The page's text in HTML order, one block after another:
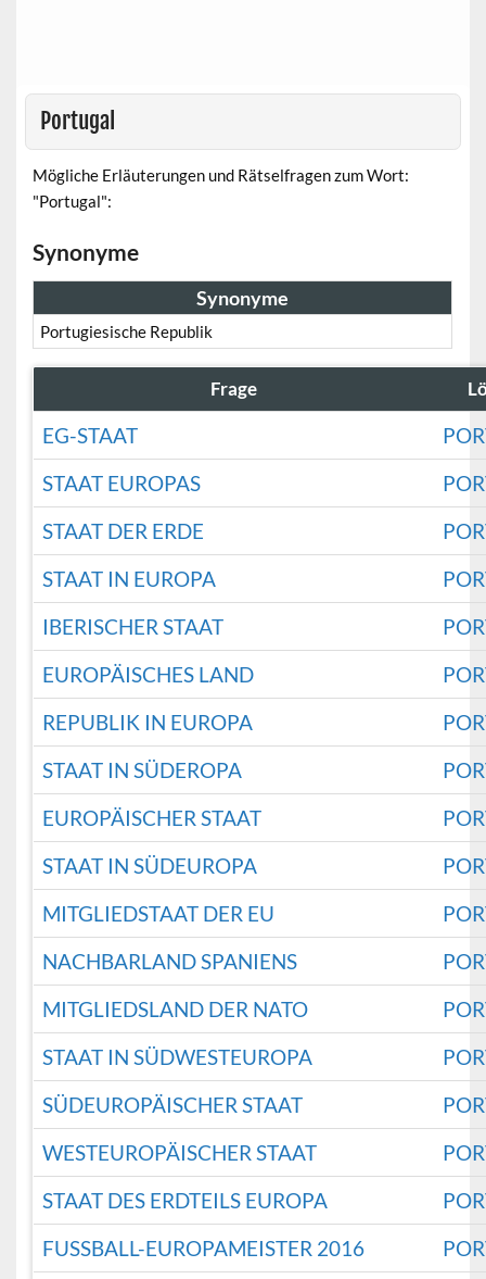
Portugal
Mögliche Erläuterungen und Rätselfragen zum Wort:
"Portugal":
Synonyme
Synonyme
Portugiesische Republik
Frage
EG-STAAT
STAAT EUROPAS
STAAT DER ERDE
STAAT IN EUROPA
IBERISCHER STAAT
EUROPÄISCHES LAND
REPUBLIK IN EUROPA
STAAT IN SÜDEROPA
EUROPÄISCHER STAAT
STAAT IN SÜDEUROPA
MITGLIEDSTAAT DER EU
NACHBARLAND SPANIENS
MITGLIEDSLAND DER NATO
STAAT IN SÜDWESTEUROPA
SÜDEUROPÄISCHER STAAT
WESTEUROPÄISCHER STAAT
STAAT DES ERDTEILS EUROPA
FUSSBALL-EUROPAMEISTER 2016